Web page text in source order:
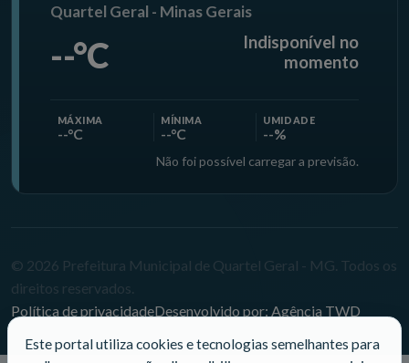
Quartel Geral - Minas Gerais
--°C
Indisponível no
momento
MÁXIMA
--°C
MÍNIMA
--°C
UMIDADE
--%
Não foi possível carregar a previsão.
© 2026 Prefeitura Municipal de Quartel Geral - MG. Todos os
direitos reservados.
Política de privacidadeDesenvolvido por: Agência TWD
Este portal utiliza cookies e tecnologias semelhantes para